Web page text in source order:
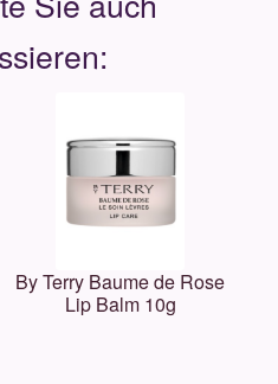
By Terry Baume de Rose
Lip Balm 10g